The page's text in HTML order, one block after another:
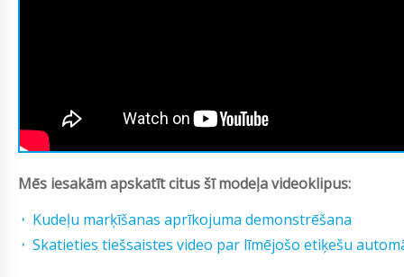
Mēs iesakām apskatīt citus šī modeļa videoklipus:
Kudeļu marķīšanas aprīkojuma demonstrēšana
Skatieties tiešsaistes video par līmējošo etiķešu